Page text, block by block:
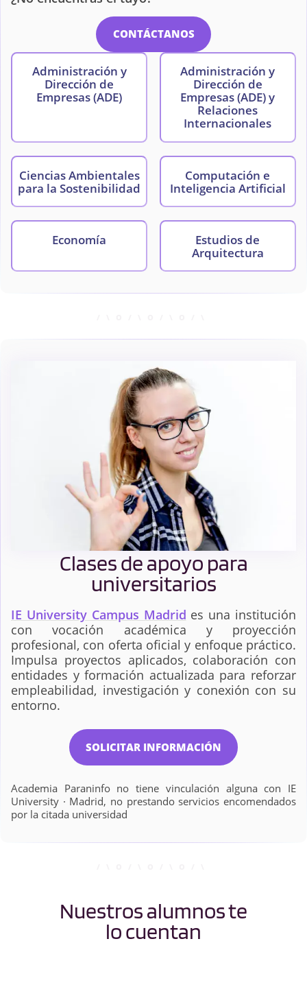
CONTÁCTANOS
Administración y
Dirección de
Empresas (ADE)
Administración y
Dirección de
Empresas (ADE) y
Relaciones
Internacionales
Ciencias Ambientales
para la Sostenibilidad
Computación e
Inteligencia Artificial
Economía
Estudios de
Arquitectura
Clases de apoyo para
universitarios
IE University Campus Madrid es una institución
con vocación académica y proyección
profesional, con oferta oficial y enfoque práctico.
Impulsa proyectos aplicados, colaboración con
entidades y formación actualizada para reforzar
empleabilidad, investigación y conexión con su
entorno.
SOLICITAR INFORMACIÓN
Academia Paraninfo no tiene vinculación alguna con IE
University · Madrid, no prestando servicios encomendados
por la citada universidad
Nuestros alumnos te
lo cuentan